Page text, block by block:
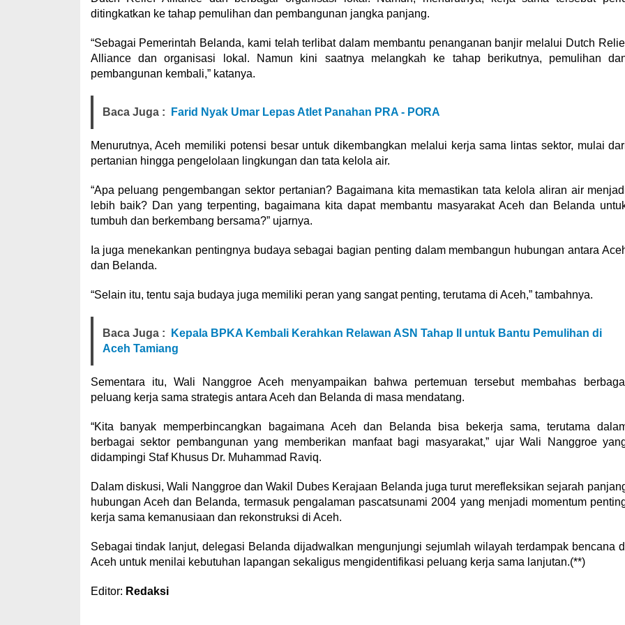
ditingkatkan ke tahap pemulihan dan pembangunan jangka panjang.
“Sebagai Pemerintah Belanda, kami telah terlibat dalam membantu penanganan banjir melalui Dutch
Alliance dan organisasi lokal. Namun kini saatnya melangkah ke tahap berikutnya, pemulihan
pembangunan kembali,” katanya.
Baca Juga : Farid Nyak Umar Lepas Atlet Panahan PRA - PORA
Menurutnya, Aceh memiliki potensi besar untuk dikembangkan melalui kerja sama lintas sektor, mulai
pertanian hingga pengelolaan lingkungan dan tata kelola air.
“Apa peluang pengembangan sektor pertanian? Bagaimana kita memastikan tata kelola aliran air
lebih baik? Dan yang terpenting, bagaimana kita dapat membantu masyarakat Aceh dan Belanda
tumbuh dan berkembang bersama?” ujarnya.
Ia juga menekankan pentingnya budaya sebagai bagian penting dalam membangun hubungan antara
dan Belanda.
“Selain itu, tentu saja budaya juga memiliki peran yang sangat penting, terutama di Aceh,” tambahnya.
Baca Juga :
Kepala BPKA Kembali Kerahkan Relawan ASN Tahap II untuk Bantu Pemulihan di
Aceh Tamiang
Sementara itu, Wali Nanggroe Aceh menyampaikan bahwa pertemuan tersebut membahas
peluang kerja sama strategis antara Aceh dan Belanda di masa mendatang.
“Kita banyak memperbincangkan bagaimana Aceh dan Belanda bisa bekerja sama, terutama
berbagai sektor pembangunan yang memberikan manfaat bagi masyarakat,” ujar Wali Nanggroe
didampingi Staf Khusus Dr. Muhammad Raviq.
Dalam diskusi, Wali Nanggroe dan Wakil Dubes Kerajaan Belanda juga turut merefleksikan sejarah
hubungan Aceh dan Belanda, termasuk pengalaman pascatsunami 2004 yang menjadi momentum
kerja sama kemanusiaan dan rekonstruksi di Aceh.
Sebagai tindak lanjut, delegasi Belanda dijadwalkan mengunjungi sejumlah wilayah terdampak bencana
Aceh untuk menilai kebutuhan lapangan sekaligus mengidentifikasi peluang kerja sama lanjutan.(**)
Editor: Redaksi